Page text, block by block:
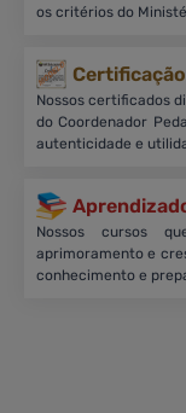
os critérios do
Certificação
Nossos certificados
do Coordenador
autenticidade e
Nossos cursos
aprimoramento e
conhecimento e